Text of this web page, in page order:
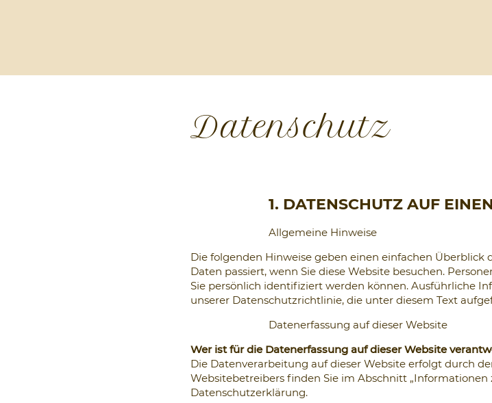
Datenschutz
1. DATENSCHUTZ AUF
Allgemeine Hinweise
Die folgenden Hinweise geben einen einfachen Überblick
Daten passiert, wenn Sie diese Website besuchen.
Sie persönlich identifiziert werden können. Ausführliche
unserer Datenschutzrichtlinie, die unter diesem Text
Datenerfassung auf dieser Website
Wer ist für die Datenerfassung auf dieser Website
Die Datenverarbeitung auf dieser Website erfolgt durch
Websitebetreibers finden Sie im Abschnitt
Datenschutzerklärung.